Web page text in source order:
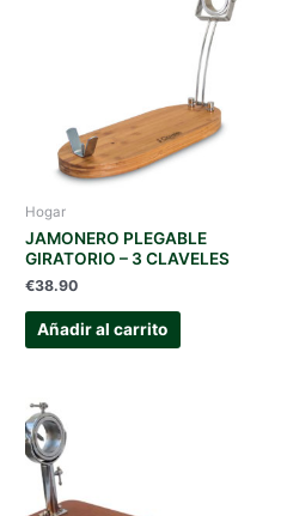
Hogar
JAMONERO PLEGABLE
GIRATORIO – 3 CLAVELES
€38.90
Añadir al carrito